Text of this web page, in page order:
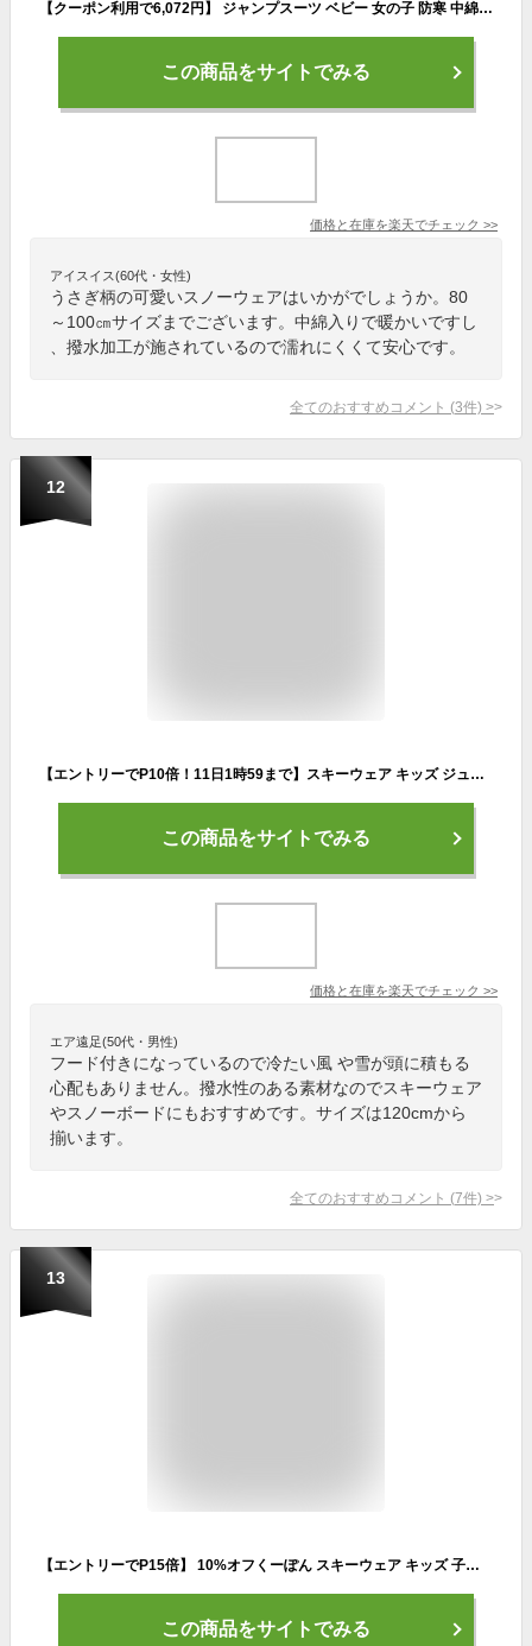
【クーポン利用で6,072円】 ジャンプスーツ ベビー 女の子 防寒 中綿 撥水加工 フード ( 80-100cm )【 UZULAND with ウズラビット 】▽ アウター ジャケット スノーウェア スキーウェア スノーコンビ つなぎ 雪遊び 冬 うさぎ ウサギ キッズ 80cm 90cm 95cm 100cm
この商品をサイトでみる
価格と在庫を楽天でチェック >>
アイスイス(60代・女性)
うさぎ柄の可愛いスノーウェアはいかがでしょうか。80
～100㎝サイズまでございます。中綿入りで暖かいですし
、撥水加工が施されているので濡れにくくて安心です。
全てのおすすめコメント (3件) >
12
【エントリーでP10倍！11日1時59まで】スキーウェア キッズ ジュニア 上下セット 【3年着られる】ハイブランドと同工場で安心の品質 耐水圧20000ml NNOUM ノアム 子供 男の子 女の子 サイズ調節可能 120 130 140 150 160 FTP71J 保温 防寒 フード付き スノボ
この商品をサイトでみる
価格と在庫を楽天でチェック >>
エア遠足(50代・男性)
フード付きになっているので冷たい風 や雪が頭に積もる
心配もありません。撥水性のある素材なのでスキーウェア
やスノーボードにもおすすめです。サイズは120cmから
揃います。
全てのおすすめコメント (7件) >
13
【エントリーでP15倍】 10%オフくーぽん スキーウェア キッズ 子供 スノーウェア スノーウエア スキーウエア 上下セット 男の子 スキー 女の子 ボーイズ ガールズ キッズスキーウェア 雪遊び ソリ 子ども おしゃれ サイズ調整 90cm 100cm 110cm 120cm 雪遊び オンヨネ
この商品をサイトでみる